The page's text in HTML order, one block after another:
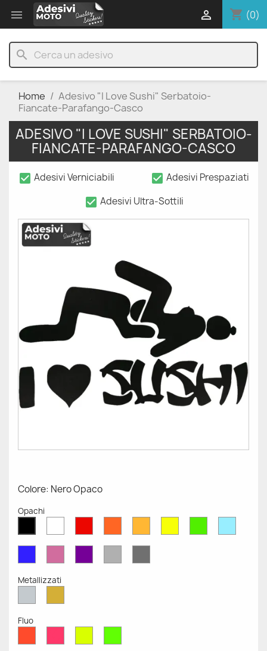
 shopping_cart (0)

search
Home
Adesivo "I Love Sushi" Serbatoio-
Fiancate-Parafango-Casco
ADESIVO "I LOVE SUSHI" SERBATOIO-
FIANCATE-PARAFANGO-CASCO
check_box Adesivi Verniciabili check_box Adesivi Prespaziati
check_box Adesivi Ultra-Sottili
Colore: Nero Opaco
Opachi
Opaco OpacoOpacoOpacoOpacoOpacoOpacoOpaco
OpacoOpacoOpacoChiaroScuro
Metallizzati
MetallizzatoMetallizzato
Fluo
Fluo
Fluo
Fluo
Fluo